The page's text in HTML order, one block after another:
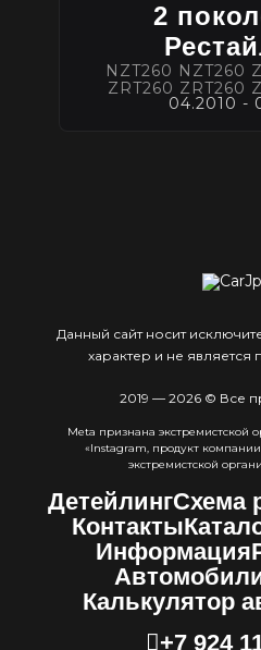
2
NZT260 NZT260
ZRT260 ZRT260
04.2010 -
Данный сайт носит
характер и не
2019 — 2026 © Все
Meta признана экстремистcкой
«Instagram, продукт
экстремистской
ДетейлингСхема
Контакты
Информация
Калькулятор
+7 924